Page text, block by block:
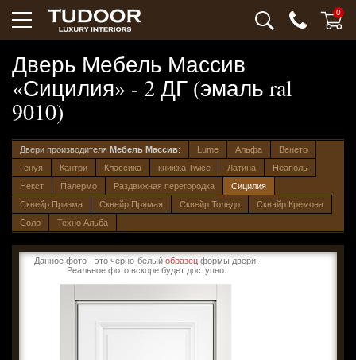
0
Дверь Мебель Массив
«Сицилия» - 2 ДГ (эмаль ral
9010)
Двери производителя Мебель Массив: Lume Альфа
Венето
Генуя
Кантри Классика книжка Twice Латина
Неаполь
Некст
Палермо Раздвижная перегородка
Сицилия
Сквейр Призма
Сквейр Прямая Сквейр Толедо
Сквэйр Кремона
Соло
Техно Альба
Данное фото - это черно-белый образец формы двери.
Реальное фото вскоре будет доступно.